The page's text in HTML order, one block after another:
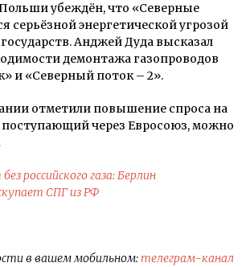
убеждён, что «Северные
серьёзной энергетической угрозой
Анджей Дуда высказал
демонтажа газопроводов
и «Северный поток – 2».
отметили повышение спроса на
через Евросоюз, можно
российского газа: Берлин
СПГ из РФ
в вашем мобильном:телеграм-канал